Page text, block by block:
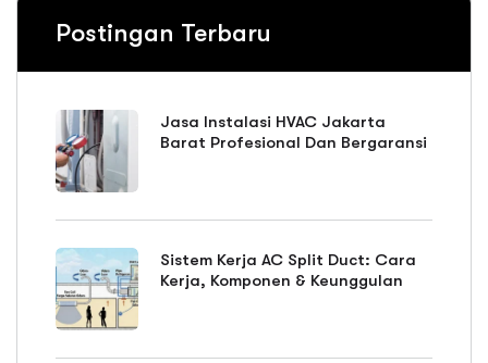
Postingan Terbaru
Jasa Instalasi HVAC Jakarta
Barat Profesional Dan Bergaransi
Sistem Kerja AC Split Duct: Cara
Kerja, Komponen & Keunggulan